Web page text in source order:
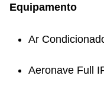
Equipamento
Ar
Aeronave Full